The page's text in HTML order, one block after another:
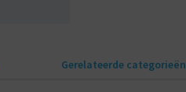
Gerelateerde categorieën